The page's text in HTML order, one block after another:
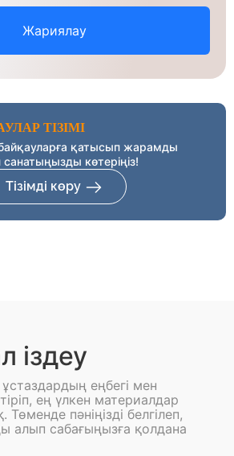
Жариялау
ТІЗІМІ
қатысып жарамды
көтеріңіз!
Тізімді көру
іздеу
еңбегі мен
ең үлкен материалдар
пәніңізді белгілеп,
алып сабағыңызға қолдана